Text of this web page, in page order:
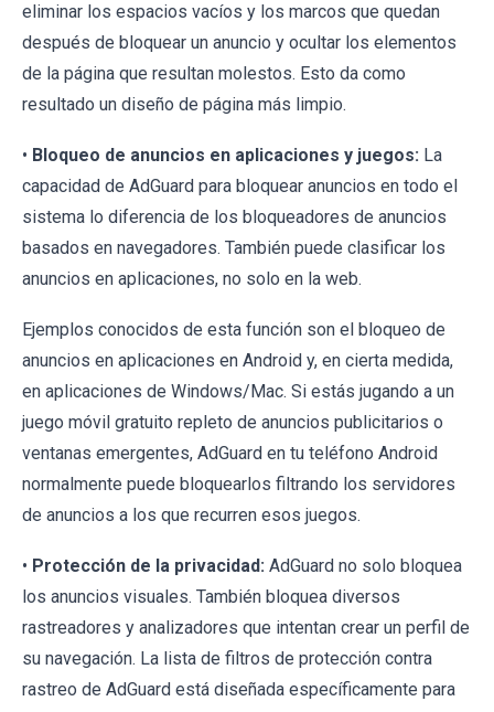
eliminar los espacios vacíos y los marcos que quedan
después de bloquear un anuncio y ocultar los elementos
de la página que resultan molestos. Esto da como
resultado un diseño de página más limpio.
• Bloqueo de anuncios en aplicaciones y juegos: La
capacidad de AdGuard para bloquear anuncios en todo el
sistema lo diferencia de los bloqueadores de anuncios
basados en navegadores. También puede clasificar los
anuncios en aplicaciones, no solo en la web.
Ejemplos conocidos de esta función son el bloqueo de
anuncios en aplicaciones en Android y, en cierta medida,
en aplicaciones de Windows/Mac. Si estás jugando a un
juego móvil gratuito repleto de anuncios publicitarios o
ventanas emergentes, AdGuard en tu teléfono Android
normalmente puede bloquearlos filtrando los servidores
de anuncios a los que recurren esos juegos.
• Protección de la privacidad: AdGuard no solo bloquea
los anuncios visuales. También bloquea diversos
rastreadores y analizadores que intentan crear un perfil de
su navegación. La lista de filtros de protección contra
rastreo de AdGuard está diseñada específicamente para